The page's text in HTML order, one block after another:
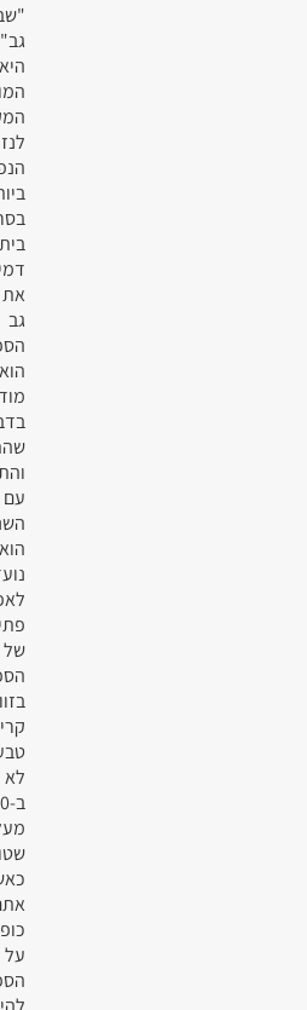
גב"
היא
את
גב
הוא
עם
הוא
של
לא
על